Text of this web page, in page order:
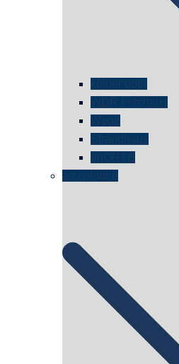
kölner oper
WDR Filmhaus
Wege
Strandhaus
unORTE
art cologne